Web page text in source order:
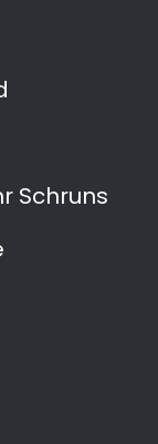
Schruns